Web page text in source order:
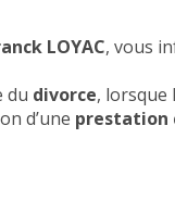
LOYAC, vous
du divorce, lorsque
d’une prestation